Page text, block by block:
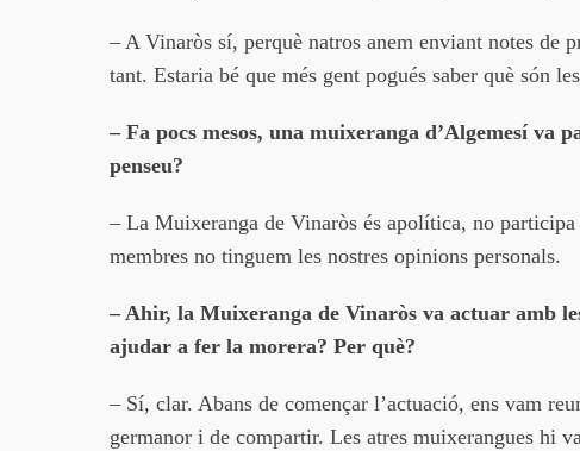
– A Vinaròs sí, perquè natros anem enviant notes
tant. Estaria bé que més gent pogués saber què són
– Fa pocs mesos, una muixeranga d’Algemesí
penseu?
– La Muixeranga de Vinaròs és apolítica, no
membres no tinguem les nostres opinions personals.
– Ahir, la Muixeranga de Vinaròs va actuar amb
ajudar a fer la morera? Per què?
– Sí, clar. Abans de començar l’actuació, ens vam
germanor i de compartir. Les atres muixerangues hi